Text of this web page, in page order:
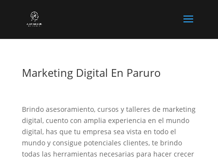
Marketing Digital En Paruro
Brindo asesoramiento, cursos y talleres de marketing
digital, cuento con amplia experiencia en el mundo
digital, has que tu empresa sea vista en todo el
mundo y consigue potenciales clientes, te brindo
todas las herramientas necesarias para hacer crecer